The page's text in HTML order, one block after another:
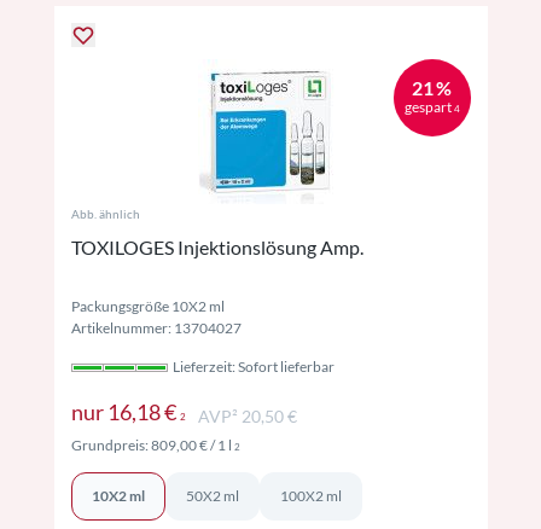
21 %
gespart 4
Abb. ähnlich
TOXILOGES Injektionslösung Amp.
Packungsgröße 10X2 ml
Artikelnummer: 13704027
Lieferzeit: Sofort lieferbar
nur 16,18 € 2Preise inkl. MwSt. ggf. zzgl. Versand
AVP² 20,50 €
Grundpreis:809,00 €/ 1 l 2Preise inkl. MwSt. ggf. zzgl. Versand
10X2 ml 50X2 ml 100X2 ml